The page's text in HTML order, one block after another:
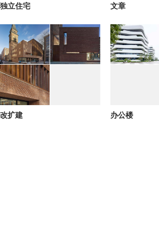
独立住宅 文章
改扩建 办公楼